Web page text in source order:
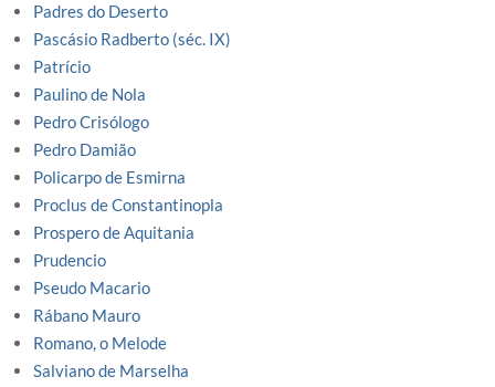
Padres do Deserto
Pascásio Radberto (séc. IX)
Patrício
Paulino de Nola
Pedro Crisólogo
Pedro Damião
Policarpo de Esmirna
Proclus de Constantinopla
Prospero de Aquitania
Prudencio
Pseudo Macario
Rábano Mauro
Romano, o Melode
Salviano de Marselha